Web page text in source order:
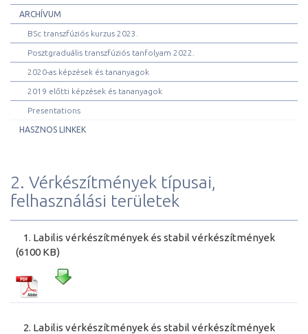
ARCHÍVUM
BSc transzfúziós kurzus 2023.
Posztgraduális transzfúziós tanfolyam 2022.
2020-as képzések és tananyagok
2019 előtti képzések és tananyagok
Presentations
HASZNOS LINKEK
2. Vérkészítmények típusai,
felhasználási területek
1. Labilis vérkészítmények és stabil vérkészítmények
(6100 KB)
2. Labilis vérkészítmények és stabil vérkészítmények